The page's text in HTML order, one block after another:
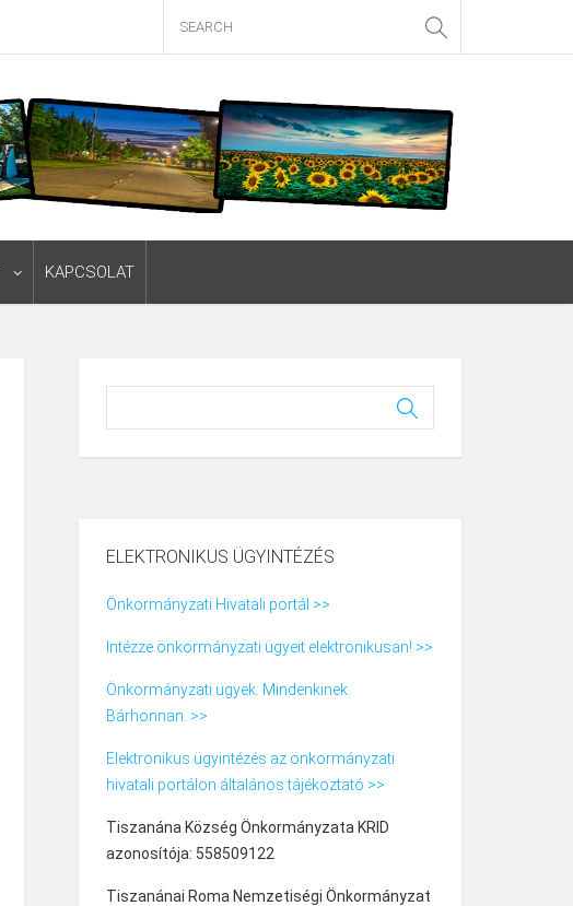
KAPCSOLAT
ELEKTRONIKUS ÜGYINTÉZÉS
Önkormányzati Hivatali portál >>
Intézze önkormányzati ügyeit elektronikusan! >>
Önkormányzati ügyek. Mindenkinek.
Bárhonnan. >>
Elektronikus ügyintézés az önkormányzati
hivatali portálon általános tájékoztató >>
Tiszanána Község Önkormányzata KRID
azonosítója: 558509122
Tiszanánai Roma Nemzetiségi Önkormányzat